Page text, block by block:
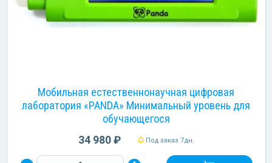
Мобильная естественнонаучная цифровая
лаборатория «PANDA» Минимальный уровень для
обучающегося
34 980 ₽ Под заказ 7дн.